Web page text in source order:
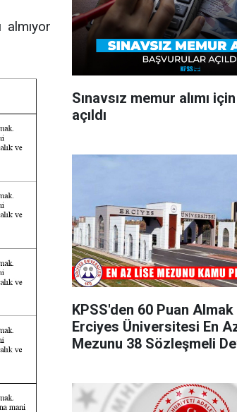
Sınavsız memur alımı
açıldı
KPSS'den 60 Puan
Erciyes Üniversitesi En
Mezunu 38 Sözleşmeli